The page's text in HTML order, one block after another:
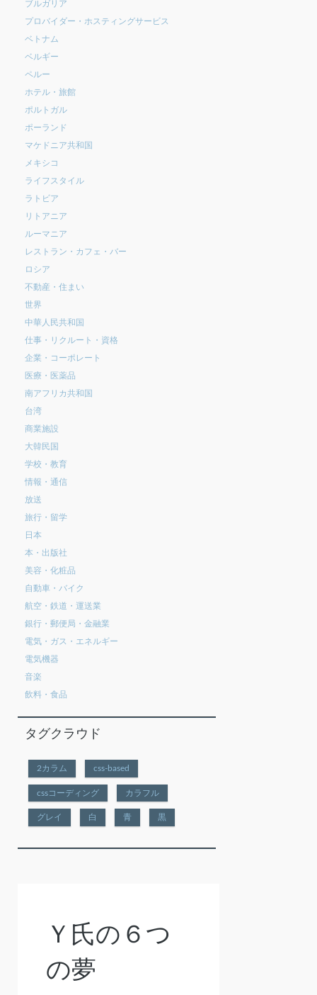
ブルガリア
プロバイダー・ホスティングサービス
ベトナム
ベルギー
ペルー
ホテル・旅館
ポルトガル
ポーランド
マケドニア共和国
メキシコ
ライフスタイル
ラトビア
リトアニア
ルーマニア
レストラン・カフェ・バー
ロシア
不動産・住まい
世界
中華人民共和国
仕事・リクルート・資格
企業・コーポレート
医療・医薬品
南アフリカ共和国
台湾
商業施設
大韓民国
学校・教育
情報・通信
放送
旅行・留学
日本
本・出版社
美容・化粧品
自動車・バイク
航空・鉄道・運送業
銀行・郵便局・金融業
電気・ガス・エネルギー
電気機器
音楽
飲料・食品
タグクラウド
2カラム css-based
cssコーディング カラフル
グレイ 白 青 黒
Ｙ氏の６つ
の夢